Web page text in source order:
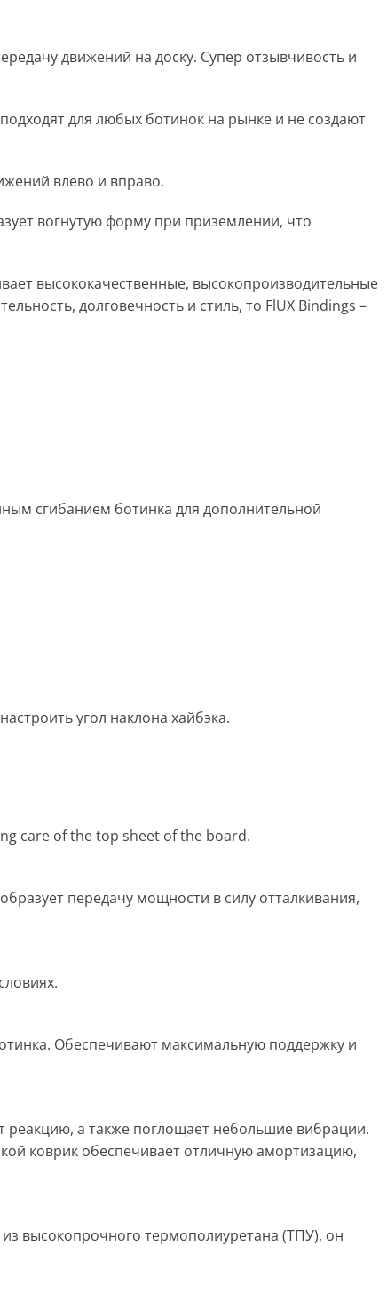
движений на доску. Супер отзывчивость и
для любых ботинок на рынке и не создают
влево и вправо.
вогнутую форму при приземлении, что
высококачественные, высокопроизводительные
долговечность и стиль, то FlUX Bindings –
сгибанием ботинка для дополнительной
угол наклона хайбэка.
care of the top sheet of the board.
передачу мощности в силу отталкивания,
Обеспечивают максимальную поддержку и
реакцию, а также ​​поглощает небольшие вибрации.
коврик обеспечивает отличную амортизацию,
высокопрочного термополиуретана (ТПУ), он